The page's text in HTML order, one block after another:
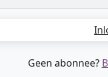
Geen abonnee?